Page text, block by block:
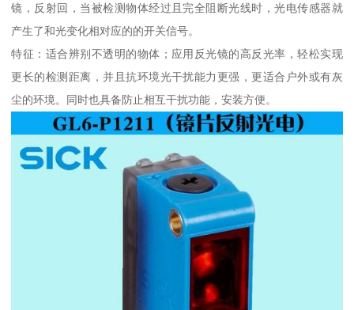
镜，反射回，当被检测物体经过且完全阻断光线时，光电传感器就
产生了和光变化相对应的的开关信号。
特征：适合辨别不透明的物体；应用反光镜的高反光率，轻松实现
更长的检测距离，并且抗环境光干扰能力更强，更适合户外或有灰
尘的环境。同时也具备防止相互干扰功能，安装方便。